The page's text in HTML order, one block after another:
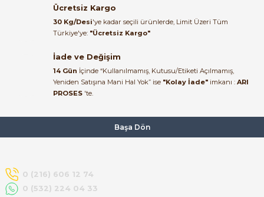
Ürün elime eksiksiz ve hasarsız
ulaştı. Paketleme özenliydi,
Kemal Toktaş | 20/06/2026
problemsiz geçti.
Kemal Toktaş | 20/06/2026
Havale ile odeme yaptim ve
tedirgindim ama saticinin
sonrasindaki iletisim ve
Ücretsiz Kargo
30 Kg/Desi'ye kadar seçili ürünlerde, Limit Üzeri Tüm
Türkiye'ye: "Ücretsiz Kargo"
İade ve Değişim
14 Gün İçinde “Kullanılmamış, Kutusu/Etiketi Açılmamış,
Yeniden Satışına Mani Hal Yok” ise "Kolay İade" imkanı : ARI
PROSES 'te.
Başa Dön
0 (216) 606 12 74
0 (532) 224 04 33